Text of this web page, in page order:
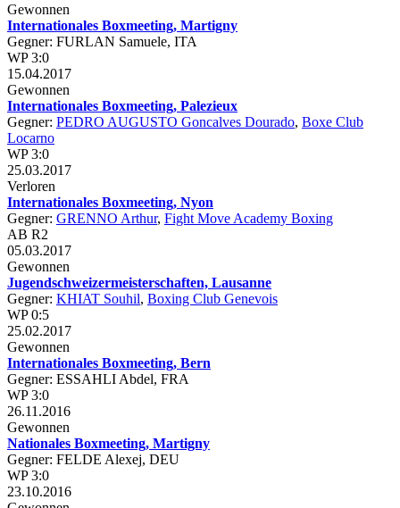
Gewonnen
Internationales Boxmeeting, Martigny
Gegner: FURLAN Samuele, ITA
WP 3:0
15.04.2017
Gewonnen
Internationales Boxmeeting, Palezieux
Gegner: PEDRO AUGUSTO Goncalves Dourado, Boxe Club
Locarno
WP 3:0
25.03.2017
Verloren
Internationales Boxmeeting, Nyon
Gegner: GRENNO Arthur, Fight Move Academy Boxing
AB R2
05.03.2017
Gewonnen
Jugendschweizermeisterschaften, Lausanne
Gegner: KHIAT Souhil, Boxing Club Genevois
WP 0:5
25.02.2017
Gewonnen
Internationales Boxmeeting, Bern
Gegner: ESSAHLI Abdel, FRA
WP 3:0
26.11.2016
Gewonnen
Nationales Boxmeeting, Martigny
Gegner: FELDE Alexej, DEU
WP 3:0
23.10.2016